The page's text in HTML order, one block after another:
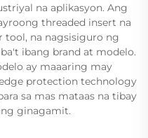
na aplikasyon. Ang
threaded insert na
tool, na nagsisiguro ng
ibang brand at modelo.
ay maaaring may
protection technology
sa mas mataas na tibay
ginagamit.